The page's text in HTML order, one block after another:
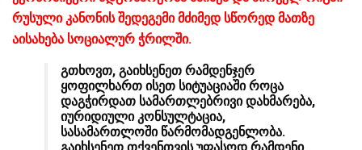
რუსული კანონის შედეგემი მძიმედ სწორედ მათზე
აისახება სოციალურ ჭრილში.
გთხოვთ, გაიხსენეთ რამდენჯერ
ყოფილხართ ისეთ სიტუაციაში როცა
დაგჭირდათ სამართლებრივი დახმარება,
იურიდიული კონსულტაცია,
სასამართლოში წარმომადგენლობა.
გაიხსენეთ თქვენთვის უფასოდ რამდენი